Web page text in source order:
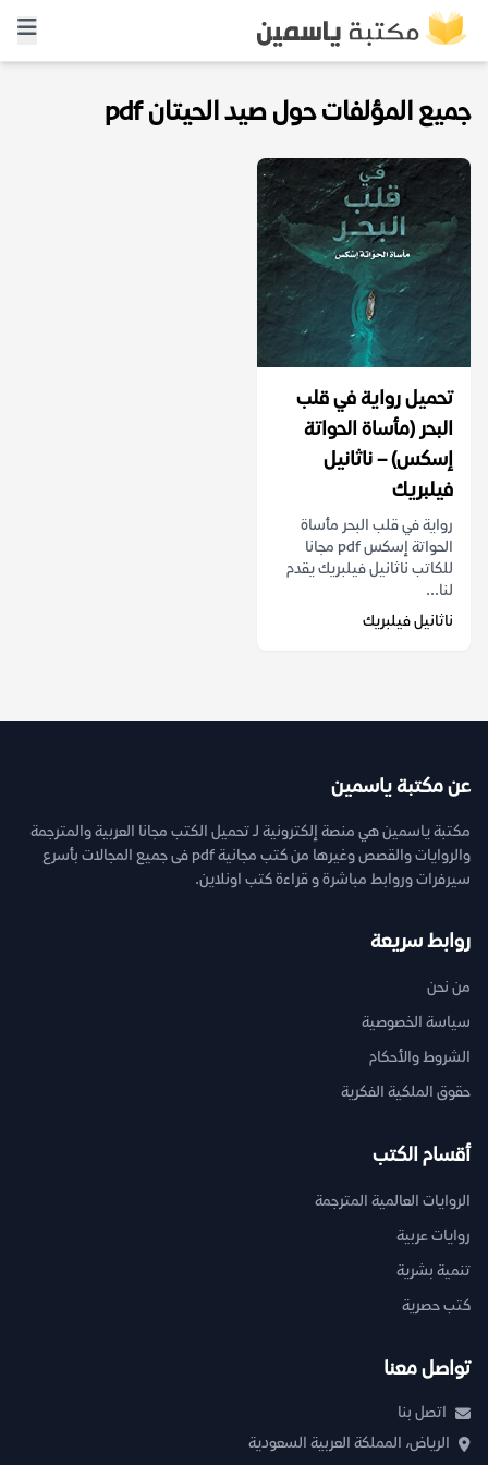
جميع المؤلفات حول صيد الحيتان pdf
تحميل رواية في قلب
البحر (مأساة الحواتة
إسكس) – ناثانيل
فيلبريك
رواية في قلب البحر مأساة
الحواتة إسكس pdf مجانا
للكاتب ناثانيل فيلبريك يقدم
لنا...
ناثانيل فيلبريك
عن مكتبة ياسمين
مكتبة ياسمين هي منصة إلكترونية لـ تحميل الكتب مجانا العربية والمترجمة
والروايات والقصص وغيرها من كتب مجانية pdf فى جميع المجالات بأسرع
سيرفرات وروابط مباشرة و قراءة كتب اونلاين.
روابط سريعة
من نحن
سياسة الخصوصية
الشروط والأحكام
حقوق الملكية الفكرية
أقسام الكتب
الروايات العالمية المترجمة
روايات عربية
تنمية بشرية
كتب حصرية
تواصل معنا
اتصل بنا
الرياض، المملكة العربية السعودية